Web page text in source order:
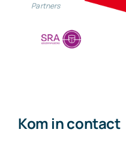
Partners
Kom in contact